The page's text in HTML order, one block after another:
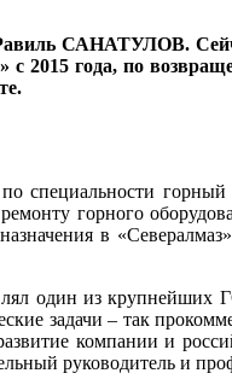
САНАТУЛОВ.
года, по
специальности
горного
в «Севералмаз»
один из
задачи – так
компании и
руководитель и